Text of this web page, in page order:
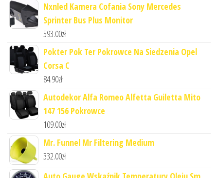
Nxnled Kamera Cofania Sony Mercedes
Sprinter Bus Plus Monitor
593.00zł
Pokter Pok Ter Pokrowce Na Siedzenia Opel
Corsa C
84.90zł
Autodekor Alfa Romeo Alfetta Guiletta Mito
147 156 Pokrowce
109.00zł
Mr. Funnel Mr Filtering Medium
332.00zł